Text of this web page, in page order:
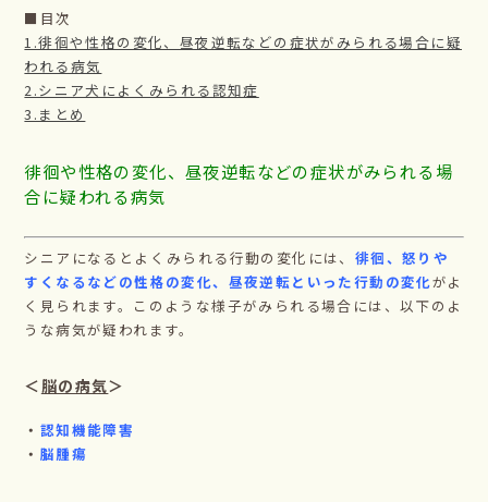
■目次
1.徘徊や性格の変化、昼夜逆転などの症状がみられる場合に疑
われる病気
2.シニア犬によくみられる認知症
3.まとめ
徘徊や性格の変化、昼夜逆転などの症状がみられる場
合に疑われる病気
シニアになるとよくみられる行動の変化には、 徘徊、怒りや
すくなるなどの性格の変化、昼夜逆転といった行動の変化がよ
く見られます。このような様子がみられる場合には、以下のよ
うな病気が疑われます。
＜脳の病気＞
・ 認知機能障害
・ 脳腫瘍